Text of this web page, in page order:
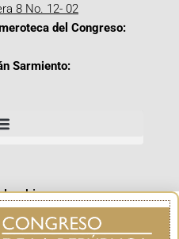
8 No. 12- 02
del Congreso:
Sarmiento: